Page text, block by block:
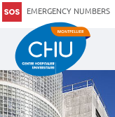
EMERGENCY NUMBERS